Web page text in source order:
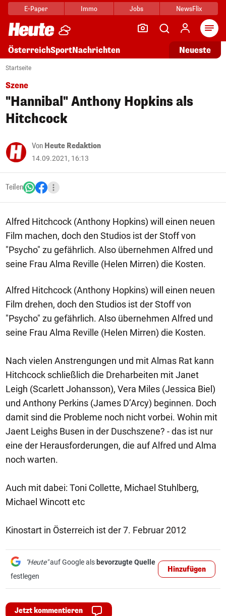
E-Paper Immo Jobs NewsFlix
ÖsterreichSportNachrichten Neueste
Startseite
Szene
"Hannibal" Anthony Hopkins als
Hitchcock
Von Heute Redaktion
14.09.2021, 16:13
Teilen
Alfred Hitchcock (Anthony Hopkins) will einen neuen
Film machen, doch den Studios ist der Stoff von
"Psycho" zu gefährlich. Also übernehmen Alfred und
seine Frau Alma Reville (Helen Mirren) die Kosten.
Alfred Hitchcock (Anthony Hopkins) will einen neuen
Film drehen, doch den Studios ist der Stoff von
"Psycho" zu gefährlich. Also übernehmen Alfred und
seine Frau Alma Reville (Helen Mirren) die Kosten.
Nach vielen Anstrengungen und mit Almas Rat kann
Hitchcock schließlich die Dreharbeiten mit Janet
Leigh (Scarlett Johansson), Vera Miles (Jessica Biel)
und Anthony Perkins (James D’Arcy) beginnen. Doch
damit sind die Probleme noch nicht vorbei. Wohin mit
Jaent Leighs Busen in der Duschszene? - das ist nur
eine der Herausforderungen, die auf Alfred und Alma
noch warten.
Auch mit dabei: Toni Collette, Michael Stuhlberg,
Michael Wincott etc
Kinostart in Österreich ist der 7. Februar 2012
"Heute"auf Google als bevorzugte Quelle
festlegen
Hinzufügen
Jetzt kommentieren